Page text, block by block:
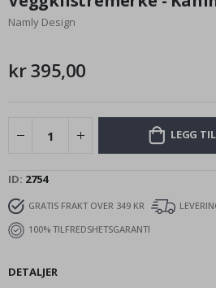
begynnelsen
av
Namly Design
kr 395,00
LEGG
ID 2754
GRATIS FRAKT OVER 349 KR
100% TILFREDSHETSGARANTI
DETALJER